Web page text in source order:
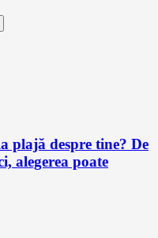
plajă despre tine? De
alegerea poate